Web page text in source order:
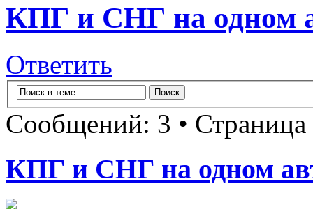
КПГ и СНГ на одном
Ответить
Сообщений: 3 • Страница
КПГ и СНГ на одном